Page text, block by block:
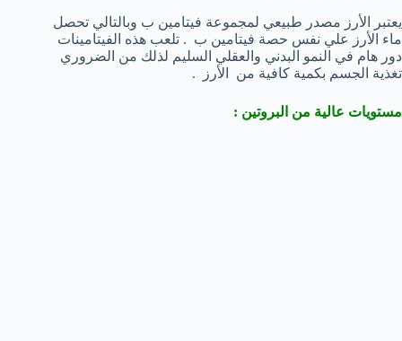
يعتبر الأرز مصدر طبيعي لمجموعة فيتامين ب وبالتالي تحصل
ماء الأرز علي نفس حصة فيتامين ب . تلعب هذه الفيتامينات
دور هام في النمو البدني والعقلي السليم لذلك من الضروري
تغذية الجسم بكمية كافية من الأرز .
مستويات عالية من البروتين :